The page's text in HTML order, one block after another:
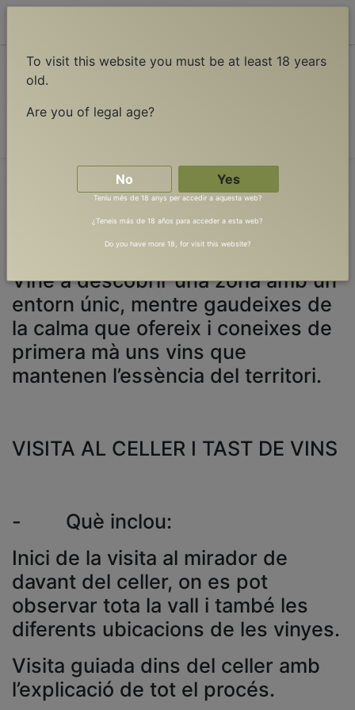
To visit this website you must be at least 18 years
old.
Are you of legal age?
No Yes
Teniu més de 18 anys per accedir a aquesta web?
¿Teneis más de 18 años para acceder a esta web?
Do you have more 18, for visit this website?
Events
EXPERIÈNCIES ENOTURÍSTIQUES A LA
VALL DE BARCEDANA
Vine a descobrir una zona amb un
entorn únic, mentre gaudeixes de
la calma que ofereix i coneixes de
primera mà uns vins que
mantenen l’essència del territori.
VISITA AL CELLER I TAST DE VINS
- Què inclou:
Inici de la visita al mirador de
davant del celler, on es pot
observar tota la vall i també les
diferents ubicacions de les vinyes.
Visita guiada dins del celler amb
l’explicació de tot el procés.